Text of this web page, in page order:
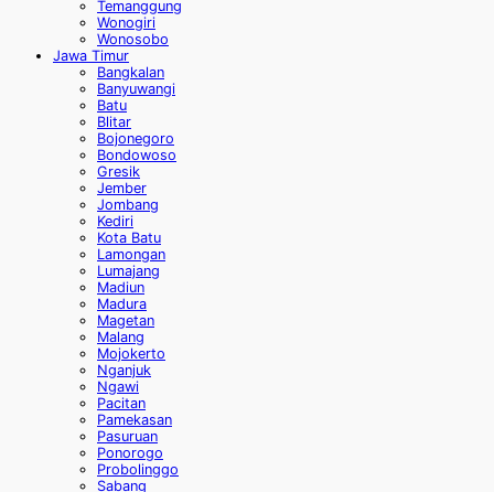
Temanggung
Wonogiri
Wonosobo
Jawa Timur
Bangkalan
Banyuwangi
Batu
Blitar
Bojonegoro
Bondowoso
Gresik
Jember
Jombang
Kediri
Kota Batu
Lamongan
Lumajang
Madiun
Madura
Magetan
Malang
Mojokerto
Nganjuk
Ngawi
Pacitan
Pamekasan
Pasuruan
Ponorogo
Probolinggo
Sabang